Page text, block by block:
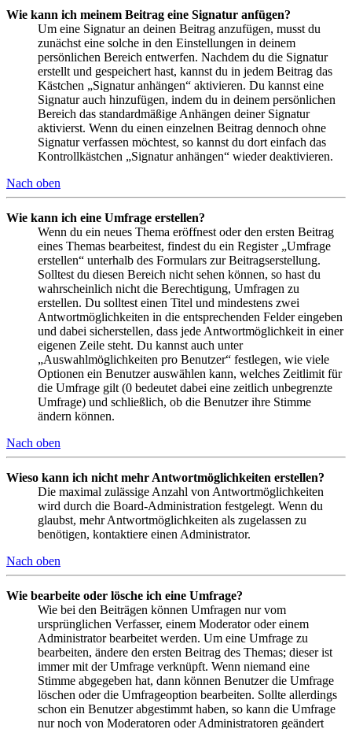
Wie kann ich meinem Beitrag eine Signatur anfügen?
Um eine Signatur an deinen Beitrag anzufügen, musst du
zunächst eine solche in den Einstellungen in deinem
persönlichen Bereich entwerfen. Nachdem du die Signatur
erstellt und gespeichert hast, kannst du in jedem Beitrag das
Kästchen „Signatur anhängen“ aktivieren. Du kannst eine
Signatur auch hinzufügen, indem du in deinem persönlichen
Bereich das standardmäßige Anhängen deiner Signatur
aktivierst. Wenn du einen einzelnen Beitrag dennoch ohne
Signatur verfassen möchtest, so kannst du dort einfach das
Kontrollkästchen „Signatur anhängen“ wieder deaktivieren.
Nach oben
Wie kann ich eine Umfrage erstellen?
Wenn du ein neues Thema eröffnest oder den ersten Beitrag
eines Themas bearbeitest, findest du ein Register „Umfrage
erstellen“ unterhalb des Formulars zur Beitragserstellung.
Solltest du diesen Bereich nicht sehen können, so hast du
wahrscheinlich nicht die Berechtigung, Umfragen zu
erstellen. Du solltest einen Titel und mindestens zwei
Antwortmöglichkeiten in die entsprechenden Felder eingeben
und dabei sicherstellen, dass jede Antwortmöglichkeit in einer
eigenen Zeile steht. Du kannst auch unter
„Auswahlmöglichkeiten pro Benutzer“ festlegen, wie viele
Optionen ein Benutzer auswählen kann, welches Zeitlimit für
die Umfrage gilt (0 bedeutet dabei eine zeitlich unbegrenzte
Umfrage) und schließlich, ob die Benutzer ihre Stimme
ändern können.
Nach oben
Wieso kann ich nicht mehr Antwortmöglichkeiten erstellen?
Die maximal zulässige Anzahl von Antwortmöglichkeiten
wird durch die Board-Administration festgelegt. Wenn du
glaubst, mehr Antwortmöglichkeiten als zugelassen zu
benötigen, kontaktiere einen Administrator.
Nach oben
Wie bearbeite oder lösche ich eine Umfrage?
Wie bei den Beiträgen können Umfragen nur vom
ursprünglichen Verfasser, einem Moderator oder einem
Administrator bearbeitet werden. Um eine Umfrage zu
bearbeiten, ändere den ersten Beitrag des Themas; dieser ist
immer mit der Umfrage verknüpft. Wenn niemand eine
Stimme abgegeben hat, dann können Benutzer die Umfrage
löschen oder die Umfrageoption bearbeiten. Sollte allerdings
schon ein Benutzer abgestimmt haben, so kann die Umfrage
nur noch von Moderatoren oder Administratoren geändert